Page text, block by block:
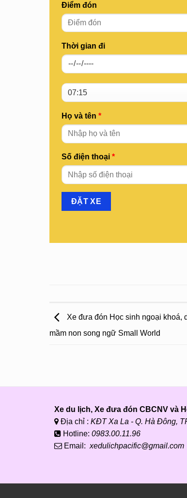
Điểm đón
Thời gian đi
Họ và tên *
Số điện thoại *
Xe đưa đón Học sinh ngoại
mầm non song ngữ Small World
Xe du lịch, Xe đưa đón CBCNV và
Địa chỉ : KĐT Xa La - Q. Hà Đông,
Hotline: 0983.00.11.96
Email: xedulichpacific@gmail.com